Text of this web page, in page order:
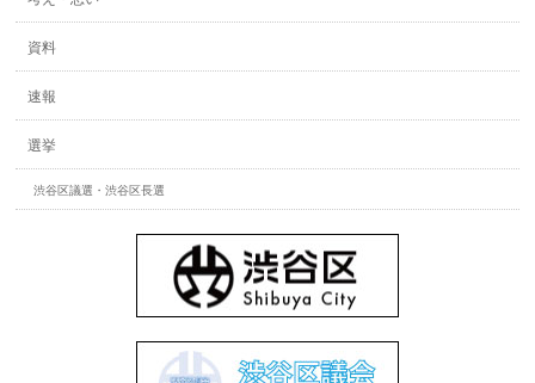
資料
速報
選挙
渋谷区議選・渋谷区長選